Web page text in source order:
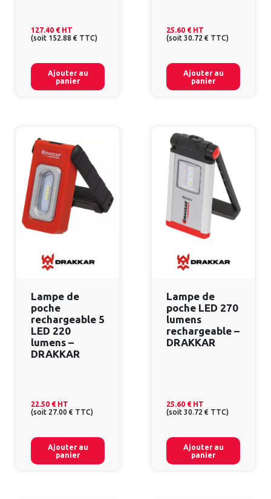
127.40 € HT
(soit 152.88 € TTC)
Ajouter au
panier
25.60 € HT
(soit 30.72 € TTC)
Ajouter au
panier
Lampe de
poche
rechargeable 5
LED 220
lumens –
DRAKKAR
22.50 € HT
(soit 27.00 € TTC)
Ajouter au
panier
Lampe de
poche LED 270
lumens
rechargeable –
DRAKKAR
25.60 € HT
(soit 30.72 € TTC)
Ajouter au
panier